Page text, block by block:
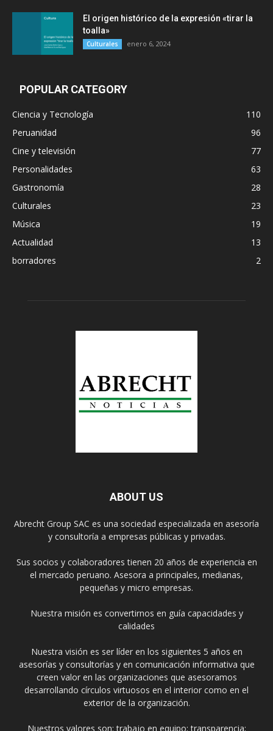
El origen histórico de la expresión «tirar la
toalla»
Culturales enero 6, 2024
POPULAR CATEGORY
Ciencia y Tecnología
110
Peruanidad
96
Cine y televisión
77
Personalidades
63
Gastronomía
28
Culturales
23
Música
19
Actualidad
13
borradores
2
ABOUT US
Abrecht Group SAC es una sociedad especializada en asesoría
y consultoría a empresas públicas y privadas.
Sus socios y colaboradores tienen 20 años de experiencia en
el mercado peruano. Asesora a principales, medianas,
pequeñas y micro empresas.
Nuestra misión es convertirnos en guía capacidades y
calidades
Nuestra visión es ser líder en los siguientes 5 años en
asesorías y consultorías y en comunicación informativa que
creen valor en las organizaciones que asesoramos
desarrollando círculos virtuosos en el interior como en el
exterior de la organización.
Nuestros valores son: trabajo en equipo; transparencia;